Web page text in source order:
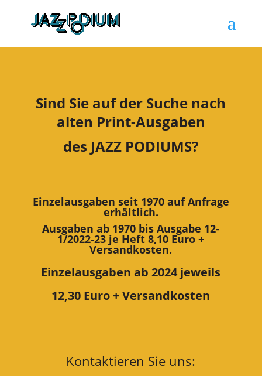
Sind Sie auf der Suche nach
alten Print-Ausgaben
des JAZZ PODIUMS?
Einzelausgaben seit 1970 auf Anfrage
erhältlich.
Ausgaben ab 1970 bis Ausgabe 12-
1/2022-23 je Heft 8,10 Euro +
Versandkosten.
Einzelausgaben ab 2024 jeweils
12,30 Euro + Versandkosten
Kontaktieren Sie uns: